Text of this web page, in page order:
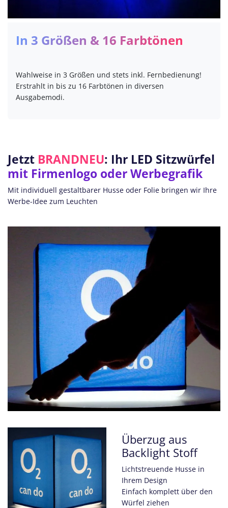
In 3 Größen & 16 Farbtönen
Wahlweise in 3 Größen und stets inkl. Fernbedienung!
Erstrahlt in bis zu 16 Farbtönen in diversen
Ausgabemodi.
Jetzt BRANDNEU: Ihr LED Sitzwürfel
mit Firmenlogo oder Werbegrafik
Mit individuell gestaltbarer Husse oder Folie bringen wir Ihre
Werbe-Idee zum Leuchten
Überzug aus
Backlight Stoff
Lichtstreuende Husse in
Ihrem Design
Einfach komplett über den
Würfel ziehen